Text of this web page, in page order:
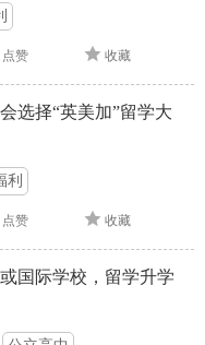
点赞 收藏
选择“英美加”留学大
利
点赞 收藏
国际学校，留学升学